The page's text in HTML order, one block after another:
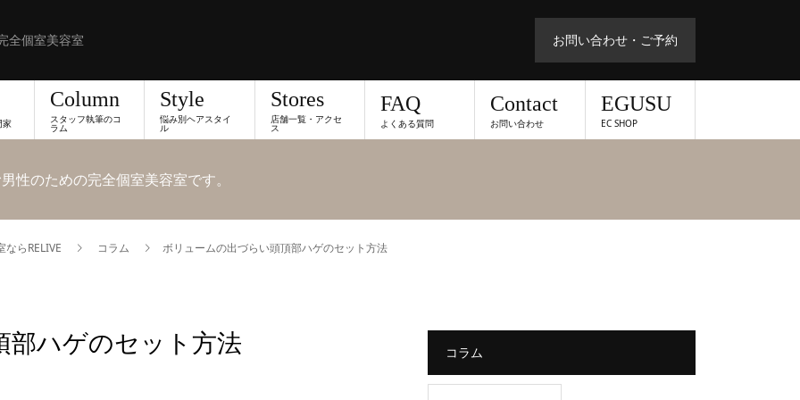
全個室美容室 お問い合わせ・ご予約
家
Column
スタッフ執筆のコ
ラム
Style
悩み別ヘアスタイ
ル
Stores
店舗一覧・アクセ
ス
FAQ
よくある質問
Contact
お問い合わせ
EGUSU
EC SHOP
性のための完全個室美容室です。
らRELIVE コラム ボリュームの出づらい頭頂部ハゲのセット方法
ハゲのセット方法 コラム